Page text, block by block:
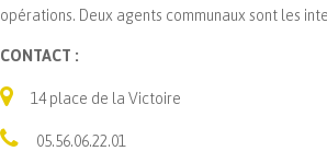
opérations. Deux agents communaux sont les
CONTACT :
14 place de la Victoire
05.56.06.22.01